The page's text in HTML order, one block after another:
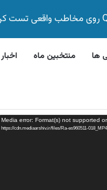
ها منتخبین ماه اخبار
Media error: Format(s) not supported